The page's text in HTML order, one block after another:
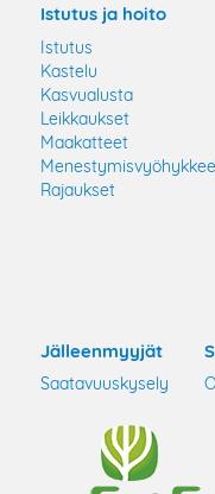
Istutus ja hoito
Istutus
Kastelu
Kasvualusta
Leikkaukset
Maakatteet
Rajaukset
Jälleenmyyjät
Saatavuuskysely